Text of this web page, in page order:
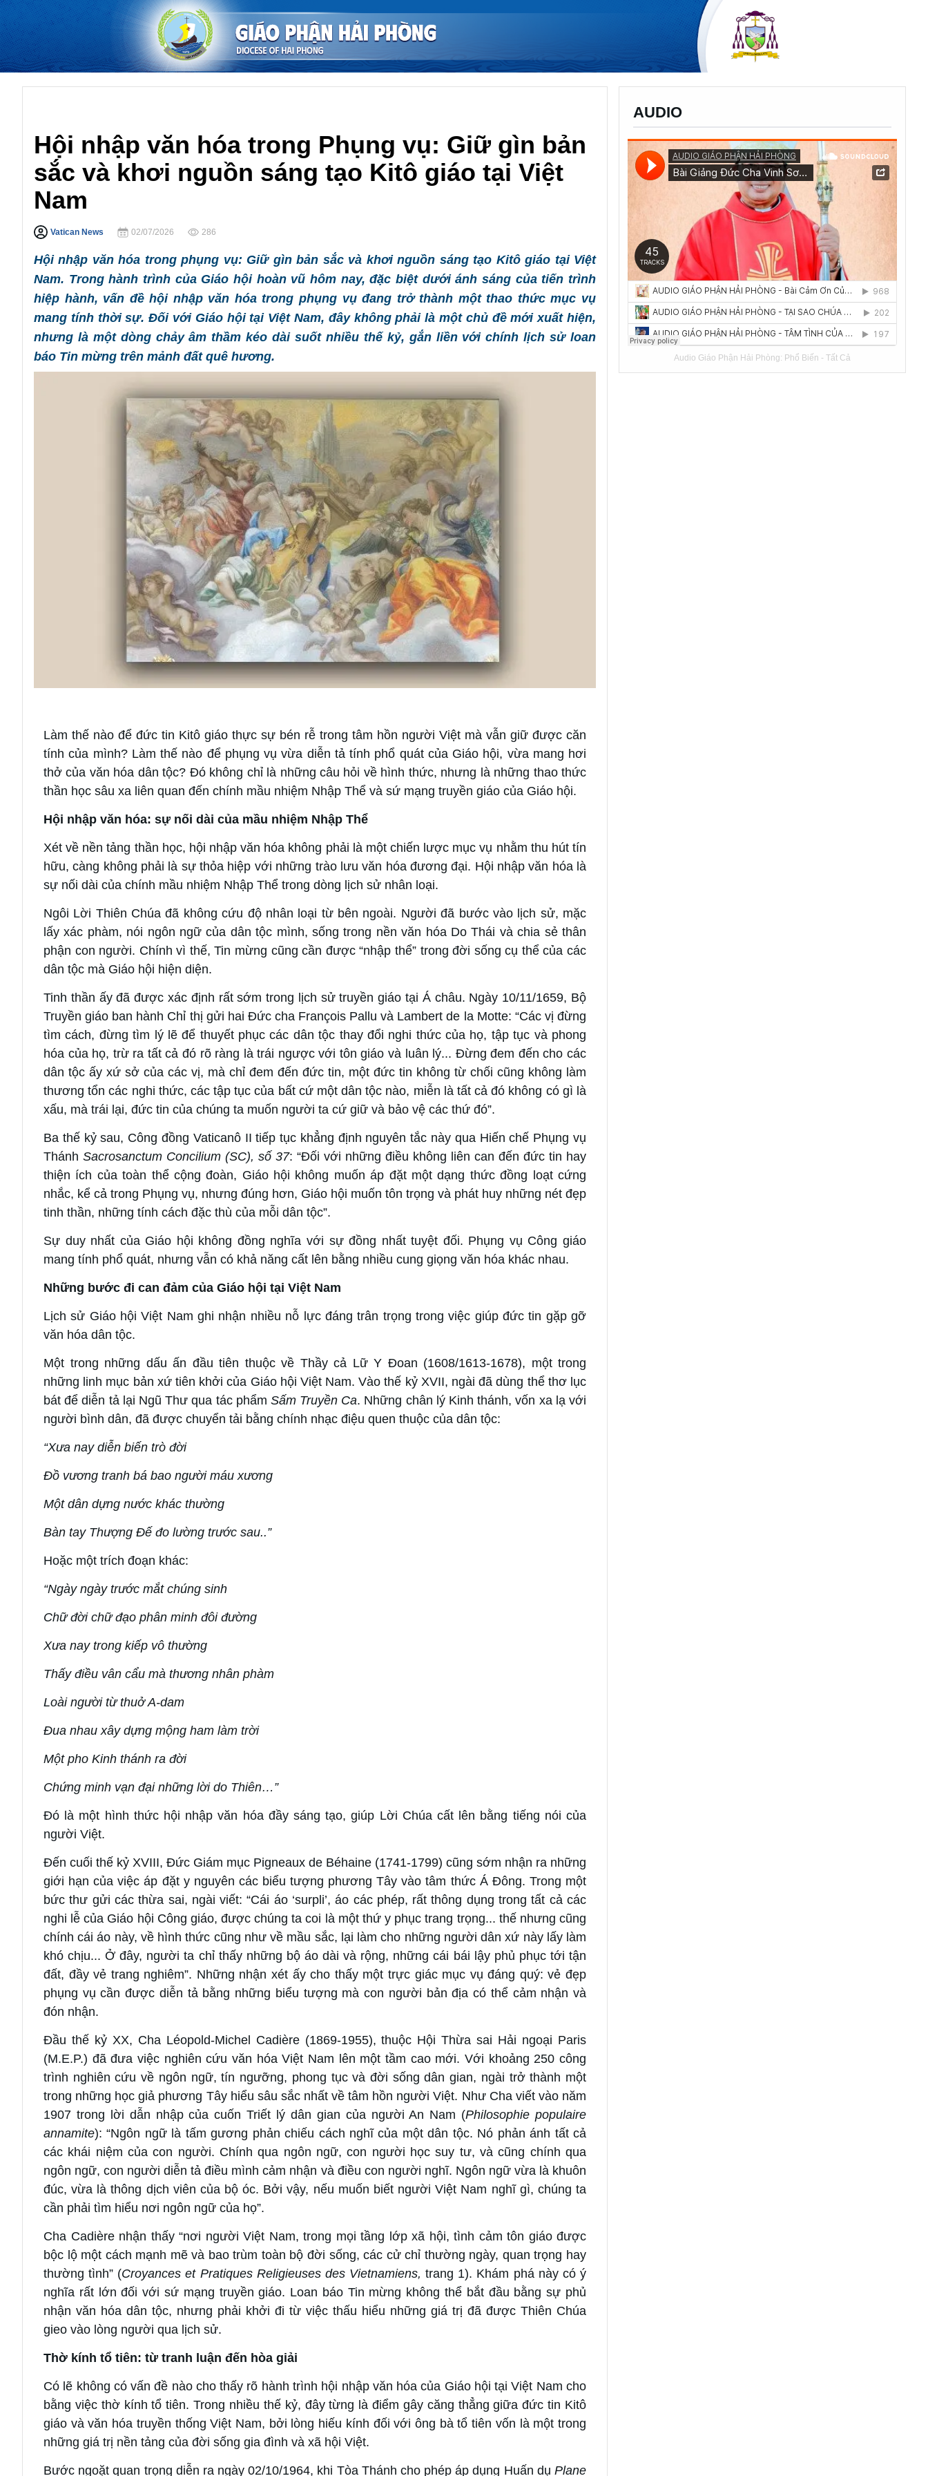
Hội nhập văn hóa trong Phụng vụ: Giữ gìn bản
sắc và khơi nguồn sáng tạo Kitô giáo tại Việt
Nam
Vatican News 02/07/2026 286
Hội nhập văn hóa trong phụng vụ: Giữ gìn bản sắc và khơi nguồn sáng tạo Kitô giáo tại Việt
Nam. Trong hành trình của Giáo hội hoàn vũ hôm nay, đặc biệt dưới ánh sáng của tiến trình
hiệp hành, vấn đề hội nhập văn hóa trong phụng vụ đang trở thành một thao thức mục vụ
mang tính thời sự. Đối với Giáo hội tại Việt Nam, đây không phải là một chủ đề mới xuất hiện,
nhưng là một dòng chảy âm thầm kéo dài suốt nhiều thế kỷ, gắn liền với chính lịch sử loan
báo Tin mừng trên mảnh đất quê hương.
Làm thế nào để đức tin Kitô giáo thực sự bén rễ trong tâm hồn người Việt mà vẫn giữ được căn
tính của mình? Làm thế nào để phụng vụ vừa diễn tả tính phổ quát của Giáo hội, vừa mang hơi
thở của văn hóa dân tộc? Đó không chỉ là những câu hỏi về hình thức, nhưng là những thao thức
thần học sâu xa liên quan đến chính mầu nhiệm Nhập Thể và sứ mạng truyền giáo của Giáo hội.
Hội nhập văn hóa: sự nối dài của mầu nhiệm Nhập Thể
Xét về nền tảng thần học, hội nhập văn hóa không phải là một chiến lược mục vụ nhằm thu hút tín
hữu, càng không phải là sự thỏa hiệp với những trào lưu văn hóa đương đại. Hội nhập văn hóa là
sự nối dài của chính mầu nhiệm Nhập Thể trong dòng lịch sử nhân loại.
Ngôi Lời Thiên Chúa đã không cứu độ nhân loại từ bên ngoài. Người đã bước vào lịch sử, mặc
lấy xác phàm, nói ngôn ngữ của dân tộc mình, sống trong nền văn hóa Do Thái và chia sẻ thân
phận con người. Chính vì thế, Tin mừng cũng cần được “nhập thể” trong đời sống cụ thể của các
dân tộc mà Giáo hội hiện diện.
Tinh thần ấy đã được xác định rất sớm trong lịch sử truyền giáo tại Á châu. Ngày 10/11/1659, Bộ
Truyền giáo ban hành Chỉ thị gửi hai Đức cha François Pallu và Lambert de la Motte: “Các vị đừng
tìm cách, đừng tìm lý lẽ để thuyết phục các dân tộc thay đổi nghi thức của họ, tập tục và phong
hóa của họ, trừ ra tất cả đó rõ ràng là trái ngược với tôn giáo và luân lý... Đừng đem đến cho các
dân tộc ấy xứ sở của các vị, mà chỉ đem đến đức tin, một đức tin không từ chối cũng không làm
thương tổn các nghi thức, các tập tục của bất cứ một dân tộc nào, miễn là tất cả đó không có gì là
xấu, mà trái lại, đức tin của chúng ta muốn người ta cứ giữ và bảo vệ các thứ đó”.
Ba thế kỷ sau, Công đồng Vaticanô II tiếp tục khẳng định nguyên tắc này qua Hiến chế Phụng vụ
Thánh Sacrosanctum Concilium (SC), số 37: “Đối với những điều không liên can đến đức tin hay
thiện ích của toàn thể cộng đoàn, Giáo hội không muốn áp đặt một dạng thức đồng loạt cứng
nhắc, kể cả trong Phụng vụ, nhưng đúng hơn, Giáo hội muốn tôn trọng và phát huy những nét đẹp
tinh thần, những tính cách đặc thù của mỗi dân tộc”.
Sự duy nhất của Giáo hội không đồng nghĩa với sự đồng nhất tuyệt đối. Phụng vụ Công giáo
mang tính phổ quát, nhưng vẫn có khả năng cất lên bằng nhiều cung giọng văn hóa khác nhau.
Những bước đi can đảm của Giáo hội tại Việt Nam
Lịch sử Giáo hội Việt Nam ghi nhận nhiều nỗ lực đáng trân trọng trong việc giúp đức tin gặp gỡ
văn hóa dân tộc.
Một trong những dấu ấn đầu tiên thuộc về Thầy cả Lữ Y Đoan (1608/1613-1678), một trong
những linh mục bản xứ tiên khởi của Giáo hội Việt Nam. Vào thế kỷ XVII, ngài đã dùng thể thơ lục
bát để diễn tả lại Ngũ Thư qua tác phẩm Sấm Truyền Ca. Những chân lý Kinh thánh, vốn xa lạ với
người bình dân, đã được chuyển tải bằng chính nhạc điệu quen thuộc của dân tộc:
“Xưa nay diễn biến trò đời
Đồ vương tranh bá bao người máu xương
Một dân dựng nước khác thường
Bàn tay Thượng Đế đo lường trước sau..”
Hoặc một trích đoạn khác:
“Ngày ngày trước mắt chúng sinh
Chữ đời chữ đạo phân minh đôi đường
Xưa nay trong kiếp vô thường
Thấy điều vân cẩu mà thương nhân phàm
Loài người từ thuở A-dam
Đua nhau xây dựng mộng ham làm trời
Một pho Kinh thánh ra đời
Chứng minh vạn đại những lời do Thiên…”
Đó là một hình thức hội nhập văn hóa đầy sáng tạo, giúp Lời Chúa cất lên bằng tiếng nói của
người Việt.
Đến cuối thế kỷ XVIII, Đức Giám mục Pigneaux de Béhaine (1741-1799) cũng sớm nhận ra những
giới hạn của việc áp đặt y nguyên các biểu tượng phương Tây vào tâm thức Á Đông. Trong một
bức thư gửi các thừa sai, ngài viết: “Cái áo ‘surpli’, áo các phép, rất thông dụng trong tất cả các
nghi lễ của Giáo hội Công giáo, được chúng ta coi là một thứ y phục trang trọng... thế nhưng cũng
chính cái áo này, về hình thức cũng như về mầu sắc, lại làm cho những người dân xứ này lấy làm
khó chịu... Ở đây, người ta chỉ thấy những bộ áo dài và rộng, những cái bái lậy phủ phục tới tận
đất, đầy vẻ trang nghiêm”. Những nhận xét ấy cho thấy một trực giác mục vụ đáng quý: vẻ đẹp
phụng vụ cần được diễn tả bằng những biểu tượng mà con người bản địa có thể cảm nhận và
đón nhận.
Đầu thế kỷ XX, Cha Léopold-Michel Cadière (1869-1955), thuộc Hội Thừa sai Hải ngoại Paris
(M.E.P.) đã đưa việc nghiên cứu văn hóa Việt Nam lên một tầm cao mới. Với khoảng 250 công
trình nghiên cứu về ngôn ngữ, tín ngưỡng, phong tục và đời sống dân gian, ngài trở thành một
trong những học giả phương Tây hiểu sâu sắc nhất về tâm hồn người Việt. Như Cha viết vào năm
1907 trong lời dẫn nhập của cuốn Triết lý dân gian của người An Nam (Philosophie populaire
annamite): “Ngôn ngữ là tấm gương phản chiếu cách nghĩ của một dân tộc. Nó phản ánh tất cả
các khái niệm của con người. Chính qua ngôn ngữ, con người học suy tư, và cũng chính qua
ngôn ngữ, con người diễn tả điều mình cảm nhận và điều con người nghĩ. Ngôn ngữ vừa là khuôn
đúc, vừa là thông dịch viên của bộ óc. Bởi vậy, nếu muốn biết người Việt Nam nghĩ gì, chúng ta
cần phải tìm hiểu nơi ngôn ngữ của họ”.
Cha Cadière nhận thấy “nơi người Việt Nam, trong mọi tầng lớp xã hội, tình cảm tôn giáo được
bộc lộ một cách mạnh mẽ và bao trùm toàn bộ đời sống, các cử chỉ thường ngày, quan trọng hay
thường tình” (Croyances et Pratiques Religieuses des Vietnamiens, trang 1). Khám phá này có ý
nghĩa rất lớn đối với sứ mạng truyền giáo. Loan báo Tin mừng không thể bắt đầu bằng sự phủ
nhận văn hóa dân tộc, nhưng phải khởi đi từ việc thấu hiểu những giá trị đã được Thiên Chúa
gieo vào lòng người qua lịch sử.
Thờ kính tổ tiên: từ tranh luận đến hòa giải
Có lẽ không có vấn đề nào cho thấy rõ hành trình hội nhập văn hóa của Giáo hội tại Việt Nam cho
bằng việc thờ kính tổ tiên. Trong nhiều thế kỷ, đây từng là điểm gây căng thẳng giữa đức tin Kitô
giáo và văn hóa truyền thống Việt Nam, bởi lòng hiếu kính đối với ông bà tổ tiên vốn là một trong
những giá trị nền tảng của đời sống gia đình và xã hội Việt.
Bước ngoặt quan trọng diễn ra ngày 02/10/1964, khi Tòa Thánh cho phép áp dụng Huấn dụ Plane
AUDIO
Audio Giáo Phận Hải Phòng: Phổ Biến - Tất Cả